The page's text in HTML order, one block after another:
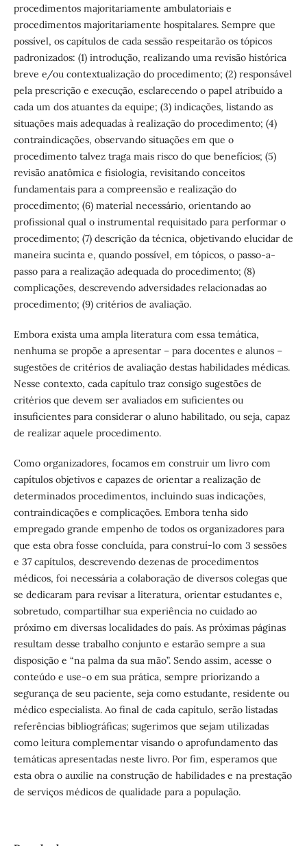
procedimentos majoritariamente ambulatoriais e
procedimentos majoritariamente hospitalares. Sempre que
possível, os capítulos de cada sessão respeitarão os tópicos
padronizados: (1) introdução, realizando uma revisão histórica
breve e/ou contextualização do procedimento; (2) responsável
pela prescrição e execução, esclarecendo o papel atribuído a
cada um dos atuantes da equipe; (3) indicações, listando as
situações mais adequadas à realização do procedimento; (4)
contraindicações, observando situações em que o
procedimento talvez traga mais risco do que benefícios; (5)
revisão anatômica e fisiologia, revisitando conceitos
fundamentais para a compreensão e realização do
procedimento; (6) material necessário, orientando ao
profissional qual o instrumental requisitado para performar o
procedimento; (7) descrição da técnica, objetivando elucidar de
maneira sucinta e, quando possível, em tópicos, o passo-a-
passo para a realização adequada do procedimento; (8)
complicações, descrevendo adversidades relacionadas ao
procedimento; (9) critérios de avaliação.
Embora exista uma ampla literatura com essa temática,
nenhuma se propõe a apresentar – para docentes e alunos –
sugestões de critérios de avaliação destas habilidades médicas.
Nesse contexto, cada capítulo traz consigo sugestões de
critérios que devem ser avaliados em suficientes ou
insuficientes para considerar o aluno habilitado, ou seja, capaz
de realizar aquele procedimento.
Como organizadores, focamos em construir um livro com
capítulos objetivos e capazes de orientar a realização de
determinados procedimentos, incluindo suas indicações,
contraindicações e complicações. Embora tenha sido
empregado grande empenho de todos os organizadores para
que esta obra fosse concluída, para construí-lo com 3 sessões
e 37 capítulos, descrevendo dezenas de procedimentos
médicos, foi necessária a colaboração de diversos colegas que
se dedicaram para revisar a literatura, orientar estudantes e,
sobretudo, compartilhar sua experiência no cuidado ao
próximo em diversas localidades do país. As próximas páginas
resultam desse trabalho conjunto e estarão sempre a sua
disposição e “na palma da sua mão”. Sendo assim, acesse o
conteúdo e use-o em sua prática, sempre priorizando a
segurança de seu paciente, seja como estudante, residente ou
médico especialista. Ao final de cada capítulo, serão listadas
referências bibliográficas; sugerimos que sejam utilizadas
como leitura complementar visando o aprofundamento das
temáticas apresentadas neste livro. Por fim, esperamos que
esta obra o auxilie na construção de habilidades e na prestação
de serviços médicos de qualidade para a população.